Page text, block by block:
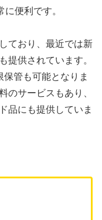
便利です。
ており、最近では新
提供されています。
管も可能となりま
のサービスもあり、
品にも提供していま